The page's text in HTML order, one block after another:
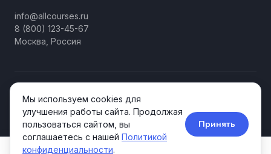
info@allcourses.ru
8 (800) 123-45-67
Москва, Россия
КонфиденциальностьСоглашение
Мы используем cookies для
улучшения работы сайта. Продолжая
пользоваться сайтом, вы
соглашаетесь с нашей Политикой
конфиденциальности.
Принять